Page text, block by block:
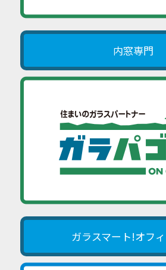
内窓専門
ガラスマート!オフ